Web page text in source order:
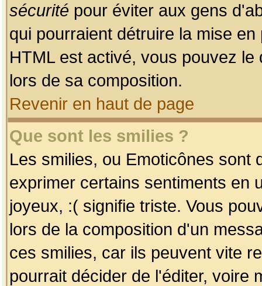
sécurité pour éviter aux gens
qui pourraient détruire la mise
HTML est activé, vous pouvez
lors de sa composition.
Revenir en haut de page
Que sont les smilies ?
Les smilies, ou Emoticônes sont
exprimer certains sentiments en
joyeux, :( signifie triste. Vous
lors de la composition d'un
ces smilies, car ils peuvent vite
pourrait décider de l'éditer, voire